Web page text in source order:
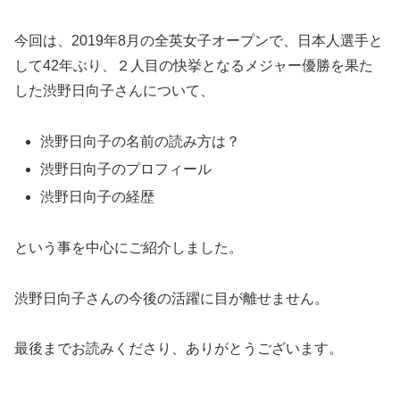
今回は、2019年8月の全英女子オープンで、日本人選手と
して42年ぶり、２人目の快挙となるメジャー優勝を果た
した渋野日向子さんについて、
渋野日向子の名前の読み方は？
渋野日向子のプロフィール
渋野日向子の経歴
という事を中心にご紹介しました。
渋野日向子さんの今後の活躍に目が離せません。
最後までお読みくださり、ありがとうございます。